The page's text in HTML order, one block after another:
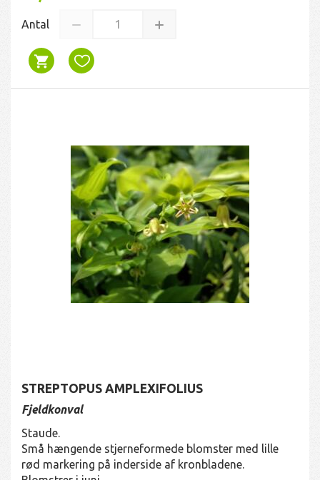
Antal
STREPTOPUS AMPLEXIFOLIUS
Fjeldkonval
Staude.
Små hængende stjerneformede blomster med lille
rød markering på inderside af kronbladene.